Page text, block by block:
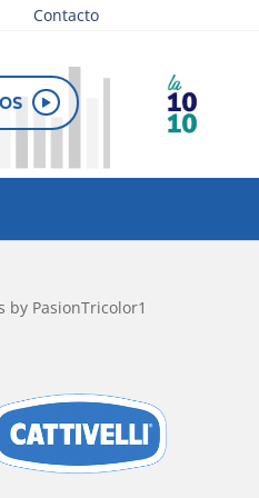
Contacto
by PasionTricolor1